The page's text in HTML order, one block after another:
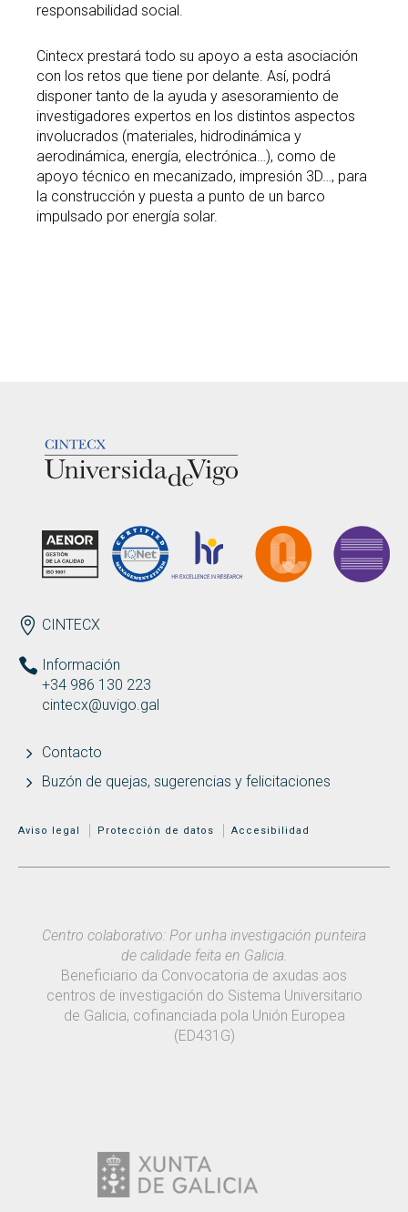
responsabilidad social.
Cintecx prestará todo su apoyo a esta asociación
con los retos que tiene por delante. Así, podrá
disponer tanto de la ayuda y asesoramiento de
investigadores expertos en los distintos aspectos
involucrados (materiales, hidrodinámica y
aerodinámica, energía, electrónica…), como de
apoyo técnico en mecanizado, impresión 3D…, para
la construcción y puesta a punto de un barco
impulsado por energía solar.
ENDEREZO ES
CINTECX
Información
+34 986 130 223
cintecx@uvigo.gal
Contacto
Buzón de quejas, sugerencias y felicitaciones
MENÚ ADICIONAL
Aviso legal Protección de datos Accesibilidad
Centro colaborativo: Por unha investigación punteira
de calidade feita en Galicia.
Beneficiario da Convocatoria de axudas aos
centros de investigación do Sistema Universitario
de Galicia, cofinanciada pola Unión Europea
(ED431G)